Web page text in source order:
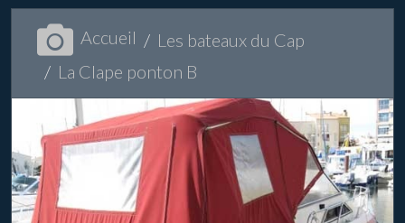
Accueil
Les bateaux du Cap
La Clape ponton B